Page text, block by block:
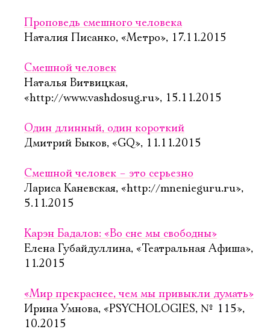
Проповедь смешного человека
Наталия Писанко, «Метро», 17.11.2015
Смешной человек
Наталья Витвицкая,
«http://www.vashdosug.ru», 15.11.2015
Один длинный, один короткий
Дмитрий Быков, «GQ», 11.11.2015
Смешной человек – это серьезно
Лариса Каневская, «http://mnenieguru.ru»,
5.11.2015
Карэн Бадалов: «Во сне мы свободны»
Елена Губайдуллина, «Театральная Афиша»,
11.2015
«Мир прекраснее, чем мы привыкли думать»
Ирина Умнова, «PSYCHOLOGIES, № 115»,
10.2015